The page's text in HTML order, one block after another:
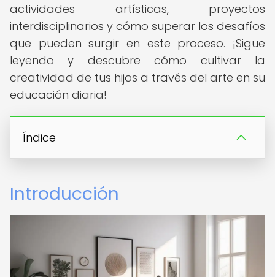
actividades artísticas, proyectos
interdisciplinarios y cómo superar los desafíos
que pueden surgir en este proceso. ¡Sigue
leyendo y descubre cómo cultivar la
creatividad de tus hijos a través del arte en su
educación diaria!
Índice
Introducción